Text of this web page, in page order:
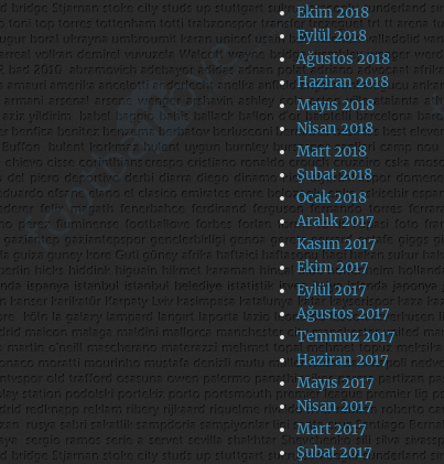
Ekim 2018
Eylül 2018
Ağustos 2018
Haziran 2018
Mayıs 2018
Nisan 2018
Mart 2018
Şubat 2018
Ocak 2018
Aralık 2017
Kasım 2017
Ekim 2017
Eylül 2017
Ağustos 2017
Temmuz 2017
Haziran 2017
Mayıs 2017
Nisan 2017
Mart 2017
Şubat 2017